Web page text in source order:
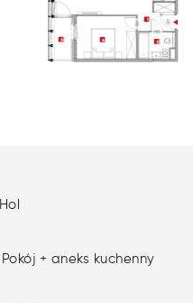
Hol
Pokój + aneks kuchenny